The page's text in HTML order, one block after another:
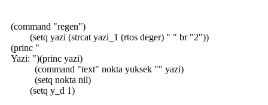
(command "regen")
(setq yazi (strcat yazi_1 (rtos deger) " " br "2"))
(princ "
Yazi: ")(princ yazi)
(command "text" nokta yuksek "" yazi)
(setq nokta nil)
(setq y_d 1)